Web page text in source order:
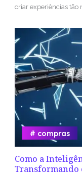
criar experiências tão
Como a
Transformando
compras